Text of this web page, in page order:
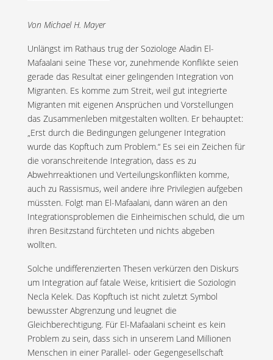
Von Michael H. Mayer
Unlängst im Rathaus trug der Soziologe Aladin El-
Mafaalani seine These vor, zunehmende Konflikte seien
gerade das Resultat einer gelingenden Integration von
Migranten. Es komme zum Streit, weil gut integrierte
Migranten mit eigenen Ansprüchen und Vorstellungen
das Zusammenleben mitgestalten wollten. Er behauptet:
„Erst durch die Bedingungen gelungener Integration
wurde das Kopftuch zum Problem.“ Es sei ein Zeichen für
die voranschreitende Integration, dass es zu
Abwehrreaktionen und Verteilungskonflikten komme,
auch zu Rassismus, weil andere ihre Privilegien aufgeben
müssten. Folgt man El-Mafaalani, dann wären an den
Integrationsproblemen die Einheimischen schuld, die um
ihren Besitzstand fürchteten und nichts abgeben
wollten.
Solche undifferenzierten Thesen verkürzen den Diskurs
um Integration auf fatale Weise, kritisiert die Soziologin
Necla Kelek. Das Kopftuch ist nicht zuletzt Symbol
bewusster Abgrenzung und leugnet die
Gleichberechtigung. Für El-Mafaalani scheint es kein
Problem zu sein, dass sich in unserem Land Millionen
Menschen in einer Parallel- oder Gegengesellschaft